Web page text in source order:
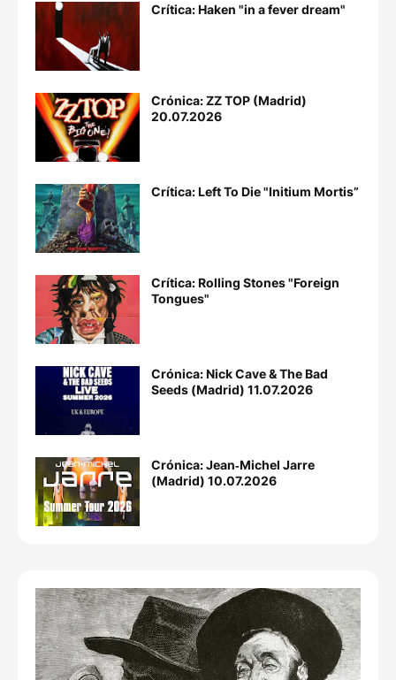
Crítica: Haken "in a fever dream"
Crónica: ZZ TOP (Madrid)
20.07.2026
Crítica: Left To Die "Initium Mortis”
Crítica: Rolling Stones "Foreign
Tongues"
Crónica: Nick Cave & The Bad
Seeds (Madrid) 11.07.2026
Crónica: Jean‐Michel Jarre
(Madrid) 10.07.2026